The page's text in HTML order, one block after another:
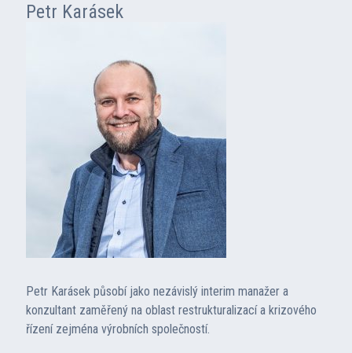
Petr Karásek
Petr Karásek působí jako nezávislý interim manažer a
konzultant zaměřený na oblast restrukturalizací a krizového
řízení zejména výrobních společností.